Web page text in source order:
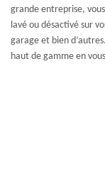
grande entreprise,
lavé ou désactivé sur
garage et bien
haut de gamme en